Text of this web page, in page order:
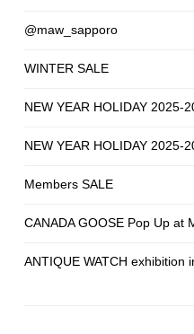
@maw_sapporo
WINTER SALE
NEW YEAR HOLIDAY 2025-
NEW YEAR HOLIDAY 2025-
Members SALE
CANADA GOOSE Pop Up at
ANTIQUE WATCH exhibition